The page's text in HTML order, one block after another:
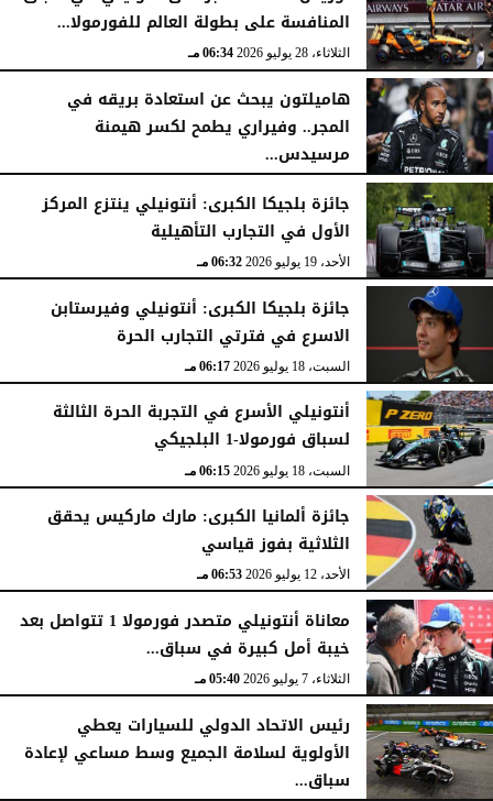
المنافسة على بطولة العالم للفورمولا...
الثلاثاء، 28 يوليو 2026 06:34 مـ
هاميلتون يبحث عن استعادة بريقه في
المجر.. وفيراري يطمح لكسر هيمنة
مرسيدس...
السبت، 25 يوليو 2026 04:41 مـ
جائزة بلجيكا الكبرى: أنتونيلي ينتزع المركز
الأول في التجارب التأهيلية
الأحد، 19 يوليو 2026 06:32 مـ
جائزة بلجيكا الكبرى: أنتونيلي وفيرستابن
الاسرع في فترتي التجارب الحرة
السبت، 18 يوليو 2026 06:17 مـ
أنتونيلي الأسرع في التجربة الحرة الثالثة
لسباق فورمولا-1 البلجيكي
السبت، 18 يوليو 2026 06:15 مـ
جائزة ألمانيا الكبرى: مارك ماركيس يحقق
الثلاثية بفوز قياسي
الأحد، 12 يوليو 2026 06:53 مـ
معاناة أنتونيلي متصدر فورمولا 1 تتواصل بعد
خيبة أمل كبيرة في سباق...
الثلاثاء، 7 يوليو 2026 05:40 مـ
رئيس الاتحاد الدولي للسيارات يعطي
الأولوية لسلامة الجميع وسط مساعي لإعادة
سباق...